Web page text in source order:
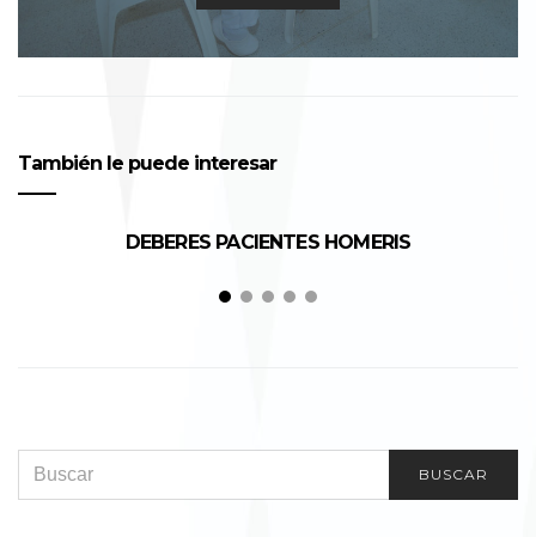
También le puede interesar
DEBERES PACIENTES HOMERIS
BUSCAR